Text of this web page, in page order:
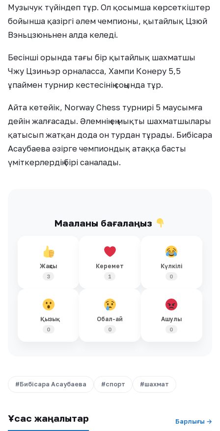
Музычук түйіндеп тұр. Ол қосымша көрсеткіштер
бойынша қазіргі әлем чемпионы, қытайлық Цзюй
Вэньцзюньнен алда келеді.
Бесінші орында тағы бір қытайлық шахматшы
Чжу Цзиньэр орналасса, Хампи Конеру 5,5
ұпаймен турнир кестесінің соңында тұр.
Айта кетейік, Norway Chess турнирі 5 маусымға
дейін жалғасады. Әлемнің ең мықты шахматшылары
қатысып жатқан дода он турдан тұрады. Бибісара
Асаубаева әзірге чемпиондық атаққа басты
үміткерлердің бірі саналады.
Мақаланы бағалаңыз
Жақсы
3
Керемет
1
Күлкілі
0
Қызық
0
Обал-ай
0
Ашулы
0
#Бибісара Асаубаева #спорт #шахмат
Ұқсас жаңалықтар Барлығы →